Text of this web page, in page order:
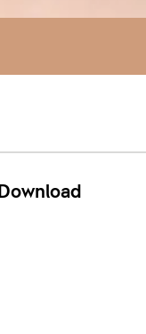
Download